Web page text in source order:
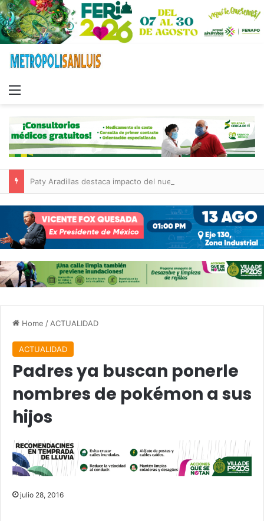
Home / ACTUALIDAD
ACTUALIDAD
Padres ya buscan ponerle
nombres de pokémon a sus
hijos
julio 28, 2016